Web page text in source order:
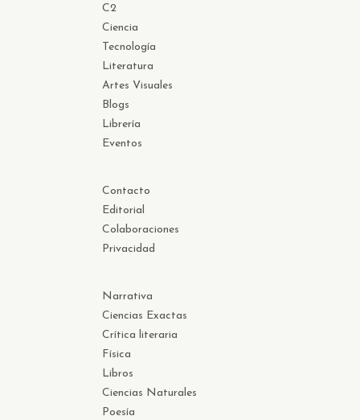
C2
Ciencia
Tecnología
Literatura
Artes Visuales
Blogs
Librería
Eventos
Contacto
Editorial
Colaboraciones
Privacidad
Narrativa
Ciencias Exactas
Crítica literaria
Física
Libros
Ciencias Naturales
Poesía